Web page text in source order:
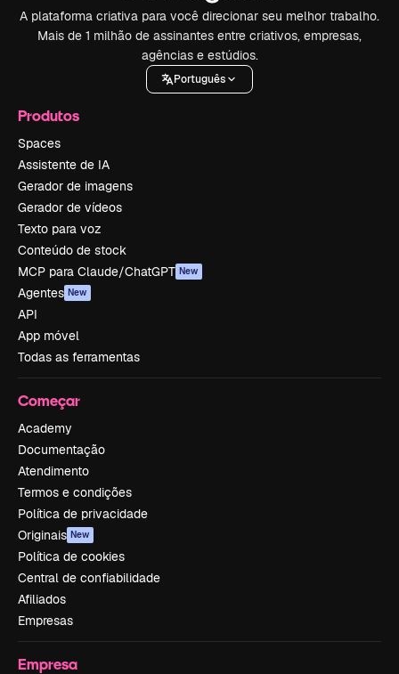
A plataforma criativa para você direcionar seu melhor trabalho.
Mais de 1 milhão de assinantes entre criativos, empresas,
agências e estúdios.
Português
Produtos
Spaces
Assistente de IA
Gerador de imagens
Gerador de vídeos
Texto para voz
Conteúdo de stock
MCP para Claude/ChatGPT New
Agentes New
API
App móvel
Todas as ferramentas
Começar
Academy
Documentação
Atendimento
Termos e condições
Política de privacidade
Originais New
Política de cookies
Central de confiabilidade
Afiliados
Empresas
Empresa